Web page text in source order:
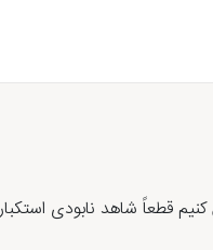
قطعاً شاهد نابودی